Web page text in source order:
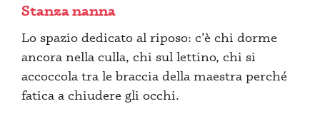
Stanza nanna
Lo spazio dedicato al riposo: c’è chi dorme
ancora nella culla, chi sul lettino, chi si
accoccola tra le braccia della maestra perché
fatica a chiudere gli occhi.